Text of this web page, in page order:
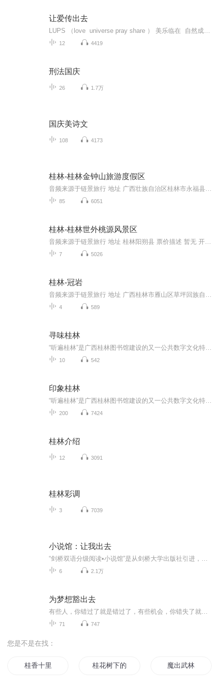
让爱传出去
12 4419
刑法国庆
26 1.7万
国庆美诗文
108 4173
桂林-桂林金钟山旅游度假区
85 6051
桂林-桂林世外桃源风景区
7 5026
桂林-冠岩
4 589
寻味桂林
10 542
印象桂林
200 7424
桂林介绍
12 3091
桂林彩调
3 7039
小说馆：让我出去
6 2.1万
为梦想豁出去
71 747
您是不是在找：
桂香十里 桂花树下的你我他 魔出武林